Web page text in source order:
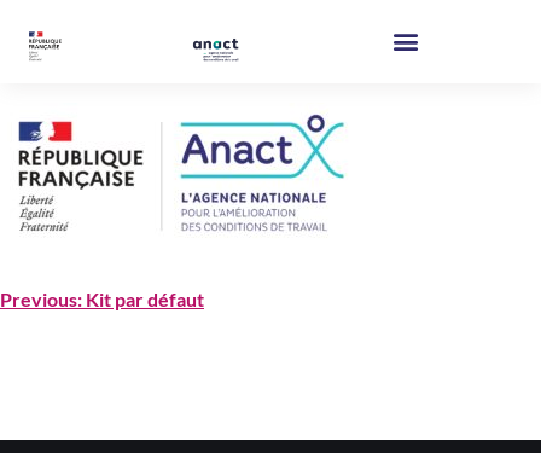
Previous: Kit par défaut